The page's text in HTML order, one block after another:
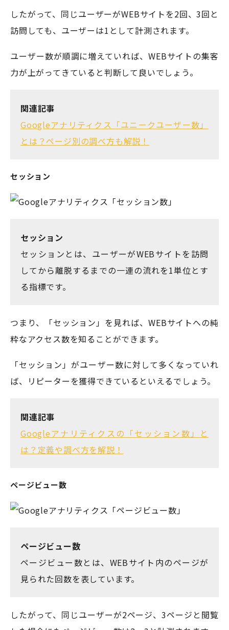
したがって、同じユーザーがWEBサイトを2回、3回と
訪問しても、ユーザーは1として計測されます。
ユーザー数が順調に増えていれば、WEBサイトの集客
力が上がってきていると判断して良いでしょう。
関連記事
Googleアナリティクス「ユニークユーザー数」
とは？ページ別の調べ方も解説！
セッション
セッション
セッションとは、ユーザーがWEBサイトを訪問
してから離脱するまでの一連の流れを1単位とす
る指標です。
つまり、「セッション」を見れば、WEBサイトへの純
粋なアクセス数を知ることができます。
「セッション」がユーザー数に対して多くなっていれ
ば、リピーターを獲得できているといえるでしょう。
関連記事
Googleアナリティクスの「セッション数」と
は？定義や調べ方を解説！
ページビュー数
ページビュー数
ページビュー数とは、WEBサイト内のページが
見られた回数を表しています。
したがって、同じユーザーが2ページ、3ページと閲覧